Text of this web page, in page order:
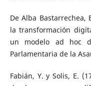
De Alba
la transformación
un modelo ad hoc
Parlamentaria de la
Fabián, Y. y Solis, E.